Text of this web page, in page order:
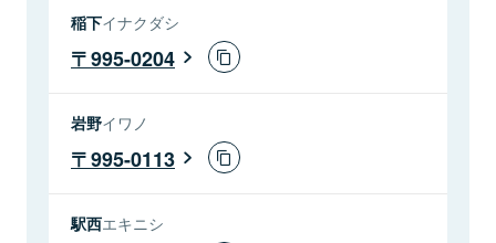
稲下イナクダシ
995-0204
岩野イワノ
995-0113
駅西エキニシ